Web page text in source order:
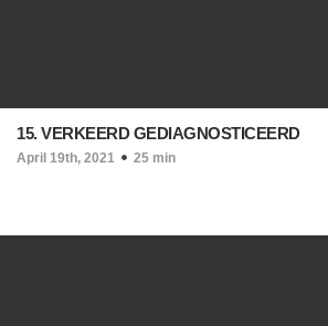
15. VERKEERD GEDIAGNOSTICEERD
April 19th, 2021 25 min